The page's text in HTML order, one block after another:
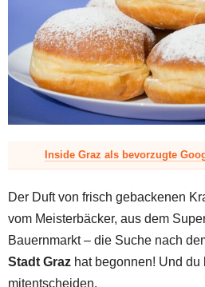
Inside Graz als bevorzugte
Der Duft von frisch gebackenen
vom Meisterbäcker, aus dem
Bauernmarkt – die Suche nach
Stadt Graz hat begonnen! Und du
mitentscheiden.